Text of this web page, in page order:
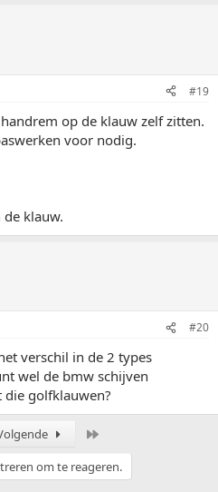
#19
op de klauw zelf zitten.
voor nodig.
klauw.
#20
verschil in de 2 types
wel de bmw schijven
golfklauwen?
om te reageren.